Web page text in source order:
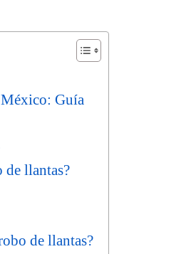
Guía
de llantas?
de llantas?